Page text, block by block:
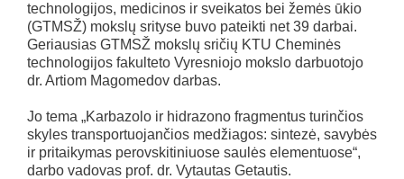
technologijos, medicinos ir sveikatos bei žemės ūkio
(GTMSŽ) mokslų srityse buvo pateikti net 39 darbai.
Geriausias GTMSŽ mokslų sričių KTU Cheminės
technologijos fakulteto Vyresniojo mokslo darbuotojo
dr. Artiom Magomedov darbas.
Jo tema „Karbazolo ir hidrazono fragmentus turinčios
skyles transportuojančios medžiagos: sintezė, savybės
ir pritaikymas perovskitiniuose saulės elementuose“,
darbo vadovas prof. dr. Vytautas Getautis.